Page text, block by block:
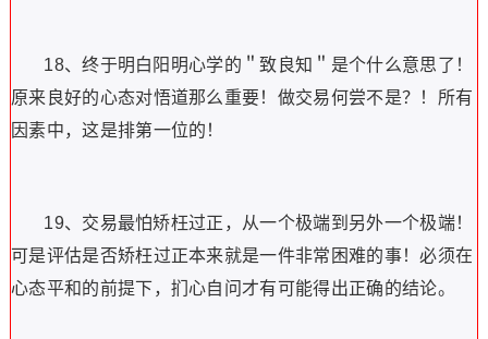
18、终于明白阳明心学的＂致良知＂是个什么意思了！
原来良好的心态对悟道那么重要！做交易何尝不是？！所有
因素中，这是排第一位的！
19、交易最怕矫枉过正，从一个极端到另外一个极端！
可是评估是否矫枉过正本来就是一件非常困难的事！必须在
心态平和的前提下，扪心自问才有可能得出正确的结论。